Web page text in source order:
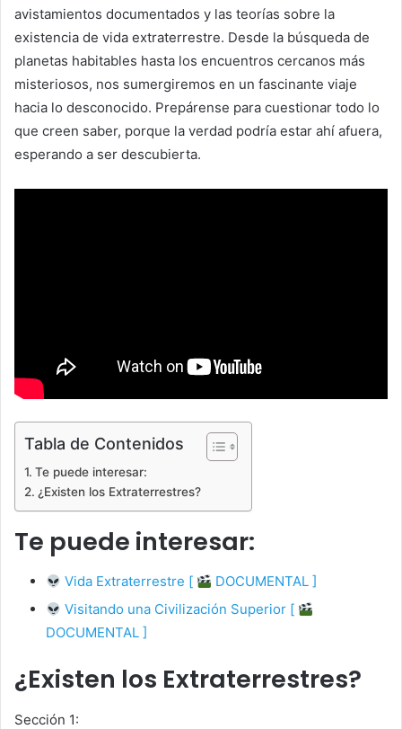
avistamientos documentados y las teorías sobre la
existencia de vida extraterrestre. Desde la búsqueda de
planetas habitables hasta los encuentros cercanos más
misteriosos, nos sumergiremos en un fascinante viaje
hacia lo desconocido. Prepárense para cuestionar todo lo
que creen saber, porque la verdad podría estar ahí afuera,
esperando a ser descubierta.
Tabla de Contenidos
Te puede interesar:
¿Existen los Extraterrestres?
Te puede interesar:
Vida Extraterrestre [
DOCUMENTAL ]
Visitando una Civilización Superior [
DOCUMENTAL ]
¿Existen los Extraterrestres?
Sección 1: